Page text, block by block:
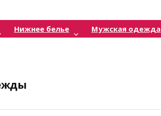
Нижнее белье Мужская одежда